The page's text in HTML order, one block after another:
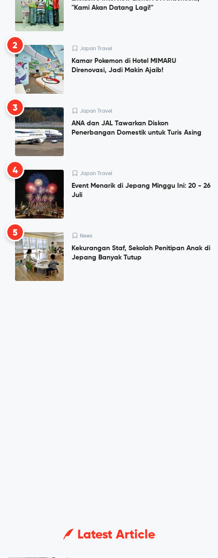
"Kami Akan Datang Lagi!"
2 Japan Travel
Kamar Pokemon di Hotel MIMARU
Direnovasi, Jadi Makin Ajaib!
3 Japan Travel
ANA dan JAL Tawarkan Diskon
Penerbangan Domestik untuk Turis Asing
4 Japan Travel
Event Menarik di Jepang Minggu Ini: 20 - 26
Juli
5 News
Kekurangan Staf, Sekolah Penitipan Anak di
Jepang Banyak Tutup
Latest Article